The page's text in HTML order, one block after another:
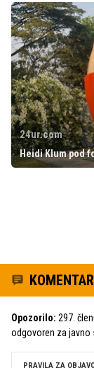
24ur.com
Heidi Klum pod
Opozorilo: 297.
odgovoren za javno
PRAVILA ZA